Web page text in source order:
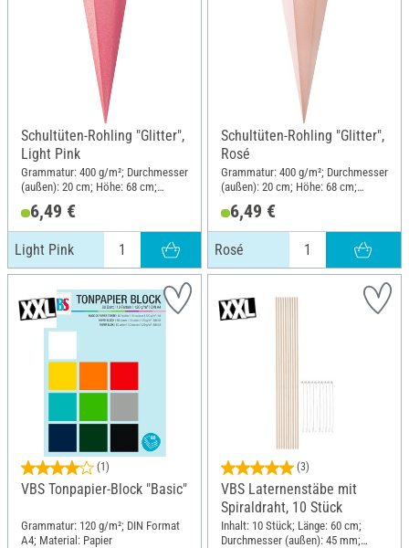
Schultüten-Rohling "Glitter",
Light Pink
Grammatur: 400 g/m²; Durchmesser
(außen): 20 cm; Höhe: 68 cm;
Material: Papier
6,49 €
Light Pink
Schultüten-Rohling "Glitter",
Rosé
Grammatur: 400 g/m²; Durchmesser
(außen): 20 cm; Höhe: 68 cm;
Material: Papier
6,49 €
Rosé
(1)
VBS Tonpapier-Block "Basic"
Grammatur: 120 g/m²; DIN Format
A4; Material: Papier
(3)
VBS Laternenstäbe mit
Spiraldraht, 10 Stück
Inhalt: 10 Stück; Länge: 60 cm;
Durchmesser (außen): 45 mm;